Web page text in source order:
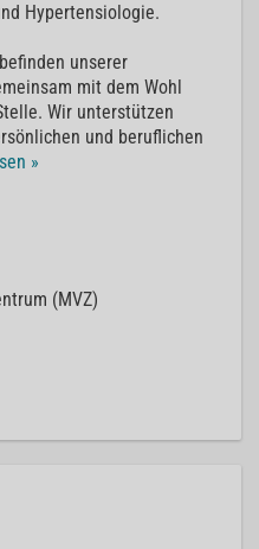
Hypertensiologie.
unserer
mit dem Wohl
Wir unterstützen
und beruflichen
»
(MVZ)